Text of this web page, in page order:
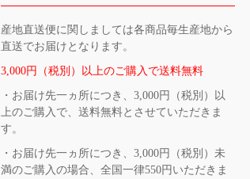
産地直送便に関しましては各商品毎生産地から
直送でお届けとなります。
3,000円（税別）以上のご購入で送料無料
・お届け先一ヵ所につき、3,000円（税別）以
上のご購入で、送料無料とさせていただきま
す。
・お届け先一ヵ所につき、3,000円（税別）未
満のご購入の場合、全国一律550円いただきま